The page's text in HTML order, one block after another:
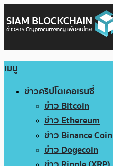
เมนู
ข่าวคริปโตเคอเรนซี่
ข่าว Bitcoin
ข่าว Ethereum
ข่าว Binance Coin
ข่าว Dogecoin